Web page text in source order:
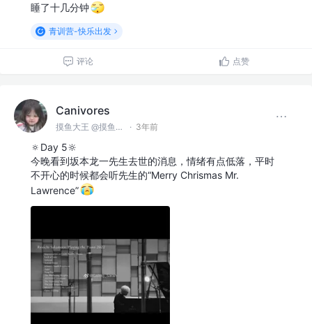
睡了十几分钟
青训营-快乐出发
评论 点赞
Canivores
摸鱼大王 @摸鱼公司 · 3年前
🔅Day 5🔆
今晚看到坂本龙一先生去世的消息，情绪有点低落，平时
不开心的时候都会听先生的“Merry Chrismas Mr.
Lawrence”